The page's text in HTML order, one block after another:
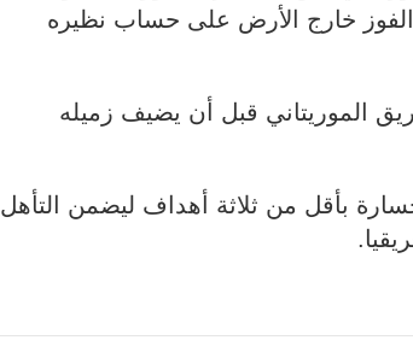
خارج الأرض على حساب نظيره
الموريتاني قبل أن يضيف زميله
بأقل من ثلاثة أهداف ليضمن التأهل